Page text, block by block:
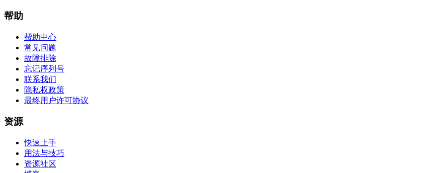
帮助
帮助中心
常见问题
故障排除
忘记序列号
联系我们
隐私权政策
最终用户许可协议
资源
快速上手
用法与技巧
资源社区